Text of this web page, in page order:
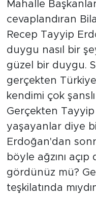
Mahalle
cevaplandıran
Recep Tayyip
duygu nasıl bir
güzel bir duygu.
gerçekten
kendimi çok
Gerçekten
yaşayanlar diye
Erdoğan'dan
böyle ağzını
gördünüz mü?
teşkilatında